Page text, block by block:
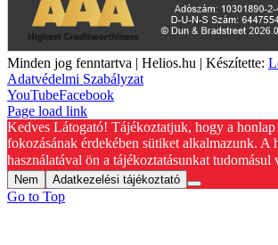
Minden jog fenntartva | Helios.hu | Készítette:
Adatvédelmi Szabályzat
YouTubeFacebook
Page load link
Kedves Látogató! Tájékoztatjuk, hogy a
fokozásának érdekében sütiket alkalmazunk. A
használatával ön a tájékoztatásunkat tudomásul
Nem
Adatkezelési tájékoztató
Go to Top